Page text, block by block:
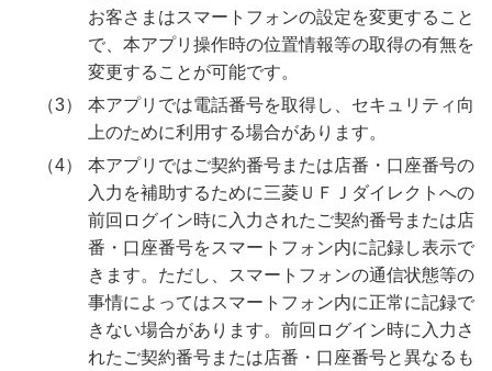
お客さまはスマートフォンの設定を変更すること
で、本アプリ操作時の位置情報等の取得の有無を
変更することが可能です。
本アプリでは電話番号を取得し、セキュリティ向
上のために利用する場合があります。
本アプリではご契約番号または店番・口座番号の
入力を補助するために三菱ＵＦＪダイレクトへの
前回ログイン時に入力されたご契約番号または店
番・口座番号をスマートフォン内に記録し表示で
きます。ただし、スマートフォンの通信状態等の
事情によってはスマートフォン内に正常に記録で
きない場合があります。前回ログイン時に入力さ
れたご契約番号または店番・口座番号と異なるも